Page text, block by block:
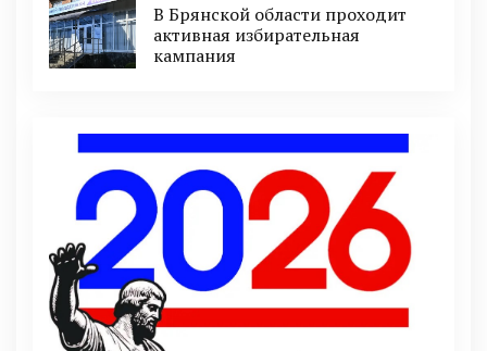
В Брянской области проходит
активная избирательная
кампания